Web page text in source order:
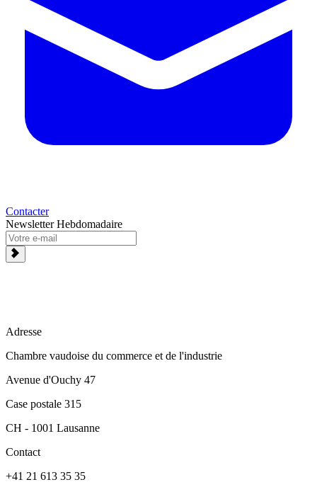
Contacter
Newsletter Hebdomadaire
Adresse
Chambre vaudoise du commerce et de l'industrie
Avenue d'Ouchy 47
Case postale 315
CH - 1001 Lausanne
Contact
+41 21 613 35 35